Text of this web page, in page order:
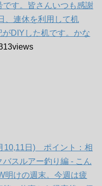
です。皆さんいつも感謝
、連休を利用して机
がDIYした机です。かな
10,11日) ポイント：相
スルアー釣り編 - こん
明けの週末。今週は疲